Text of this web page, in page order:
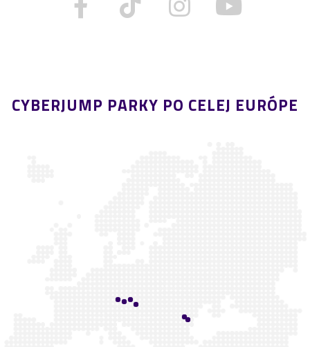
CYBERJUMP PARKY PO CELEJ EURÓPE